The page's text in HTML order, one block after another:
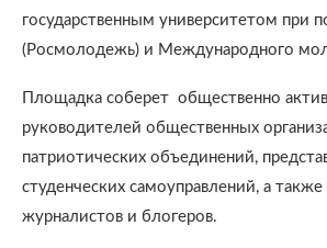
государственным университетом
(Росмолодежь) и Международного
Площадка соберет общественно
руководителей общественных
патриотических объединений,
студенческих самоуправлений, а
журналистов и блогеров.